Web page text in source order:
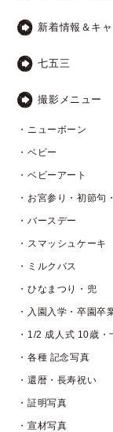
新着情報＆キ
七五三
撮影メニュー
・ニューボーン
・ベビー
・ベビーアート
・お宮参り・初節句
・バースデー
・スマッシュケーキ
・ミルクバス
・ひなまつり・兜
・入園入学・卒園卒
・1/2 成人式 10歳・
・各種 記念写真
・還暦・長寿祝い
・証明写真
・宣材写真